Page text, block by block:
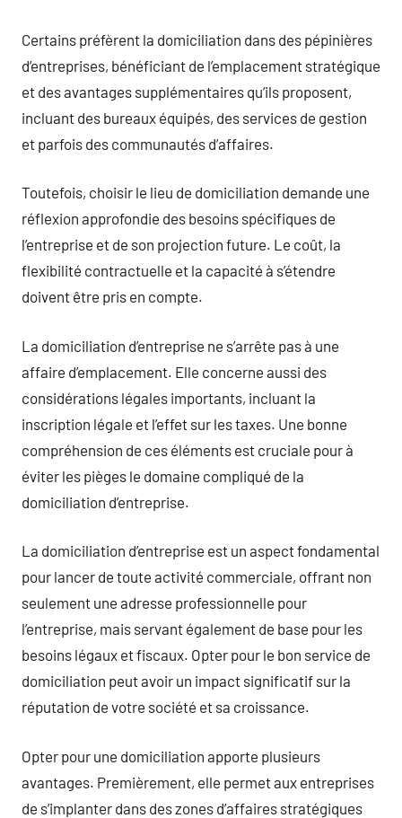
Certains préfèrent la domiciliation dans des pépinières
d’entreprises, bénéficiant de l’emplacement stratégique
et des avantages supplémentaires qu’ils proposent,
incluant des bureaux équipés, des services de gestion
et parfois des communautés d’affaires.
Toutefois, choisir le lieu de domiciliation demande une
réflexion approfondie des besoins spécifiques de
l’entreprise et de son projection future. Le coût, la
flexibilité contractuelle et la capacité à s’étendre
doivent être pris en compte.
La domiciliation d’entreprise ne s’arrête pas à une
affaire d’emplacement. Elle concerne aussi des
considérations légales importants, incluant la
inscription légale et l’effet sur les taxes. Une bonne
compréhension de ces éléments est cruciale pour à
éviter les pièges le domaine compliqué de la
domiciliation d’entreprise.
La domiciliation d’entreprise est un aspect fondamental
pour lancer de toute activité commerciale, offrant non
seulement une adresse professionnelle pour
l’entreprise, mais servant également de base pour les
besoins légaux et fiscaux. Opter pour le bon service de
domiciliation peut avoir un impact significatif sur la
réputation de votre société et sa croissance.
Opter pour une domiciliation apporte plusieurs
avantages. Premièrement, elle permet aux entreprises
de s’implanter dans des zones d’affaires stratégiques